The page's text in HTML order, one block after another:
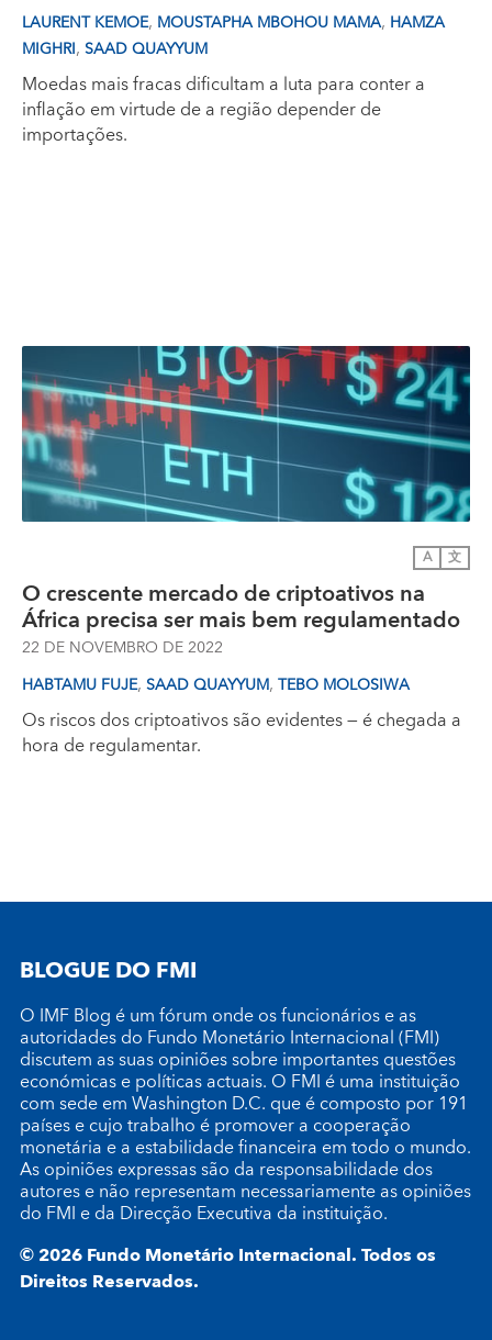
LAURENT KEMOE, MOUSTAPHA MBOHOU MAMA, HAMZA
MIGHRI, SAAD QUAYYUM
Moedas mais fracas dificultam a luta para conter a
inflação em virtude de a região depender de
importações.
A 文
O crescente mercado de criptoativos na
África precisa ser mais bem regulamentado
22 DE NOVEMBRO DE 2022
HABTAMU FUJE, SAAD QUAYYUM, TEBO MOLOSIWA
Os riscos dos criptoativos são evidentes — é chegada a
hora de regulamentar.
BLOGUE DO FMI
O IMF Blog é um fórum onde os funcionários e as
autoridades do Fundo Monetário Internacional (FMI)
discutem as suas opiniões sobre importantes questões
económicas e políticas actuais. O FMI é uma instituição
com sede em Washington D.C. que é composto por 191
países e cujo trabalho é promover a cooperação
monetária e a estabilidade financeira em todo o mundo.
As opiniões expressas são da responsabilidade dos
autores e não representam necessariamente as opiniões
do FMI e da Direcção Executiva da instituição.
© 2026 Fundo Monetário Internacional. Todos os
Direitos Reservados.